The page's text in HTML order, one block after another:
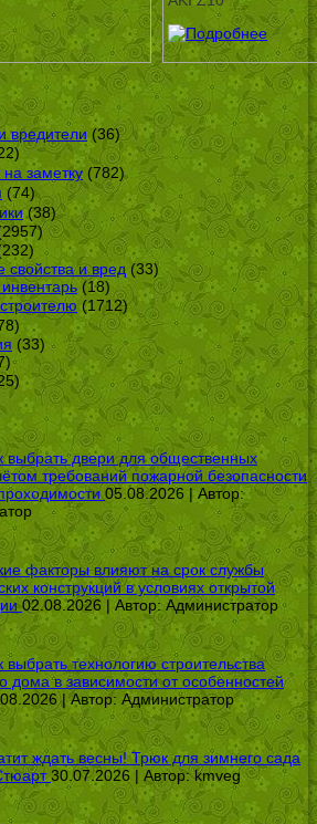
вредители(36)
заметку(782)
(74)
(38)
свойства и вред(33)
(18)
(1712)
(33)
выбрать двери для общественных
требований пожарной безопасности
05.08.2026 | Автор:
факторы влияют на срок службы
конструкций в условиях открытой
02.08.2026 | Автор:Администратор
выбрать технологию строительства
дома в зависимости от особенностей
| Автор: Администратор
ждать весны! Трюк для зимнего сада
30.07.2026 | Автор:kmveg